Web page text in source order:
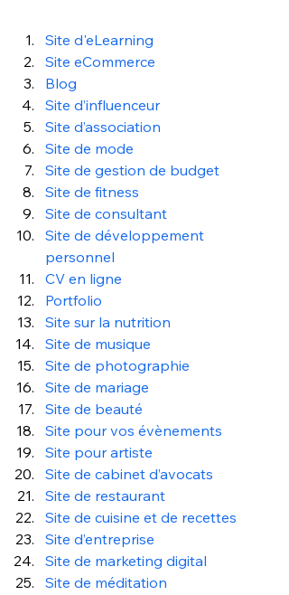
Site d'eLearning
Site eCommerce
Blog
Site d’influenceur
Site d’association
Site de mode
Site de gestion de budget
Site de fitness
Site de consultant
Site de développement
personnel
CV en ligne
Portfolio
Site sur la nutrition
Site de musique
Site de photographie
Site de mariage
Site de beauté
Site pour vos évènements
Site pour artiste
Site de cabinet d’avocats
Site de restaurant
Site de cuisine et de recettes
Site d’entreprise
Site de marketing digital
Site de méditation